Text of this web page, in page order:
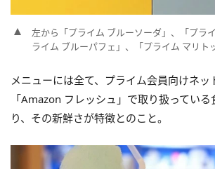
左から「プライム ブルーソーダ」、「プラ
ライム ブルーパフェ」、「プライム マリト
メニューには全て、プライム会員向けネッ
「Amazon フレッシュ」で取り扱ってい
り、その新鮮さが特徴とのこと。